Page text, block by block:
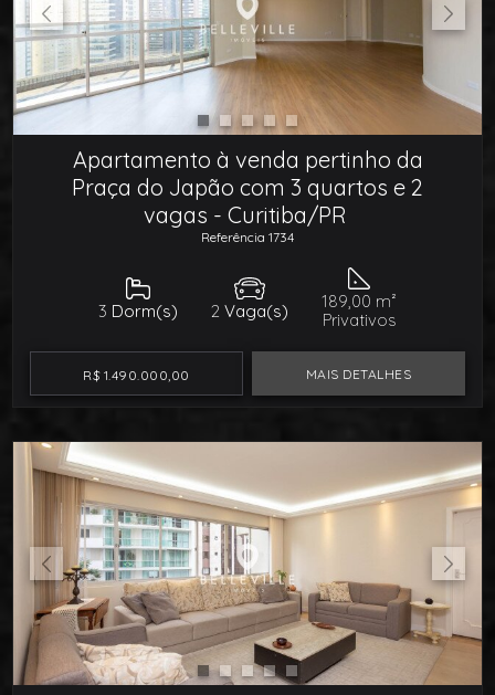
Apartamento à venda pertinho da
Praça do Japão com 3 quartos e 2
vagas - Curitiba/PR
Referência 1734
3 Dorm(s) 2 Vaga(s)
189,00 m²
Privativos
R$ 1.490.000,00 MAIS DETALHES